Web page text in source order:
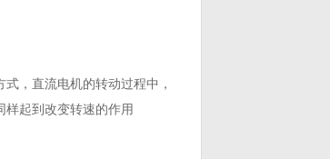
，直流电机的转动过程中，
样起到改变转速的作用